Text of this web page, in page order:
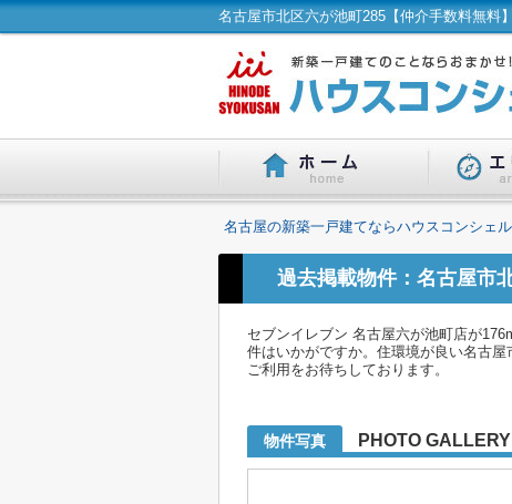
名古屋の新築一戸建てならハウスコンシェ
過去掲載物件：名古屋市
セブンイレブン 名古屋六が池町店が
件はいかがですか。住環境が良い名古
ご利用をお待ちしております。
物件写真 PHOTO GALLERY